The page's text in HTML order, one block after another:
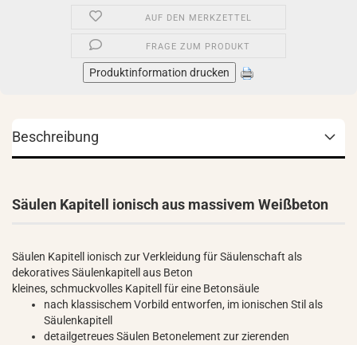
AUF DEN MERKZETTEL
FRAGE ZUM PRODUKT
Produktinformation drucken
Beschreibung
Säulen Kapitell ionisch aus massivem Weißbeton
Säulen Kapitell ionisch zur Verkleidung für Säulenschaft als
dekoratives Säulenkapitell aus Beton
kleines, schmuckvolles Kapitell für eine Betonsäule
nach klassischem Vorbild entworfen, im ionischen Stil als
Säulenkapitell
detailgetreues Säulen Betonelement zur zierenden